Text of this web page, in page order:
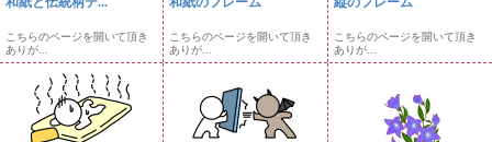
こちらのページを開いて頂き
ありが...
こちらのページを開いて頂き
ありが...
こちらのページを開いて頂き
ありが...